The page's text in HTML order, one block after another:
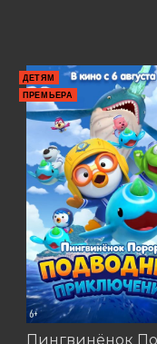
ДЕТЯМ
ПРЕМЬЕРА